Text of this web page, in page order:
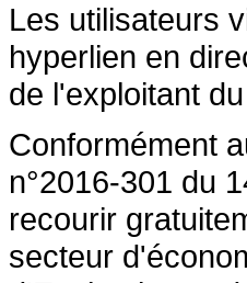
Les utilisateurs
hyperlien en
de l'exploitant
Conformément
n°2016-301 du
recourir
secteur